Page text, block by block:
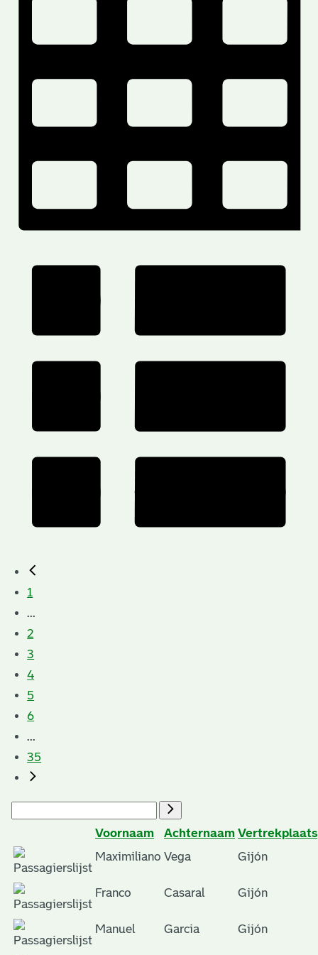
1
...
2
3
4
5
6
...
35
Voornaam Achternaam Vertrekplaats
Maximiliano Vega Gijón
Franco Casaral Gijón
Manuel Garcia Gijón